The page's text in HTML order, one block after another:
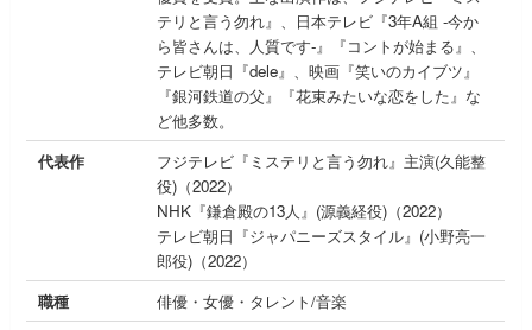
テリと言う勿れ』、日本テレビ『3年A組 -今か
ら皆さんは、人質です-』『コントが始まる』、
テレビ朝日『dele』、映画『笑いのカイブツ』
『銀河鉄道の父』『花束みたいな恋をした』な
ど他多数。
代表作
フジテレビ『ミステリと言う勿れ』主演(久能整
役)（2022）
NHK『鎌倉殿の13人』(源義経役)（2022）
テレビ朝日『ジャパニーズスタイル』(小野亮一
郎役)（2022）
職種
俳優・女優・タレント/音楽